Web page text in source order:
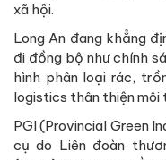
xã hội.
Long An đang khẳng
đi đồng bộ như chính
hình phân loại rác,
logistics thân thiện môi
PGI (Provincial Green
cụ do Liên đoàn